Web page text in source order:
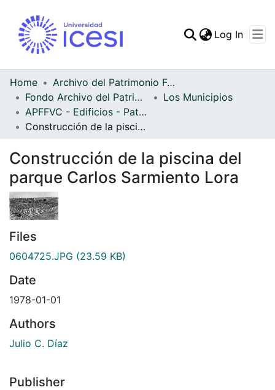
Statistics
Log In
Home
Archivo del Patrimonio Fotográfico y Fílmico del Valle del Cauca
Fondo Archivo del Patrimonio Fotográfico y Fílmico del Valle del Cauca
Los Municipios
APFFVC - Edificios - Patrimonial
Construcción de la piscina del parque Carlos Sarmiento Lora
Construcción de la piscina del
parque Carlos Sarmiento Lora
Files
0604725.JPG (23.59 KB)
Date
1978-01-01
Authors
Julio C. Díaz
Publisher